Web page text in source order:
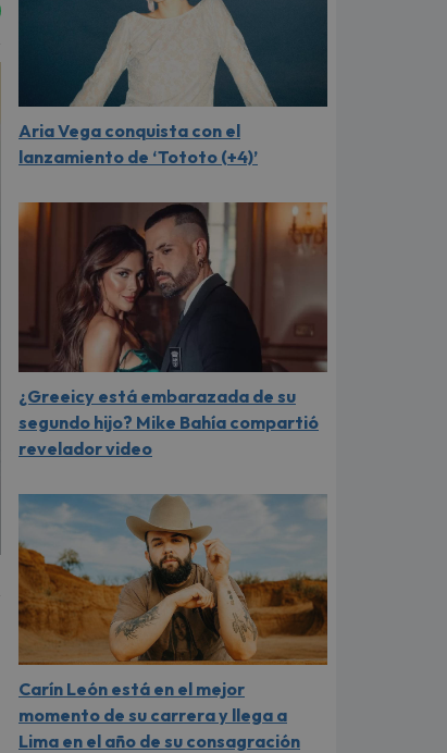
Aria Vega conquista con el
lanzamiento de ‘Tototo (+4)’
¿Greeicy está embarazada de su
segundo hijo? Mike Bahía compartió
revelador video
Carín León está en el mejor
momento de su carrera y llega a
Lima en el año de su consagración